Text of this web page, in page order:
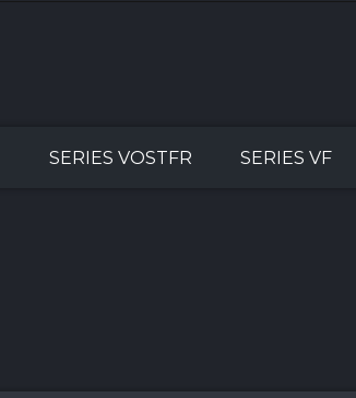
SERIES VOSTFR SERIES VF